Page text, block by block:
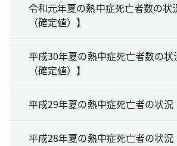
令和元年夏の熱中症死亡者数の状
（確定値）】
平成30年夏の熱中症死亡者数の
（確定値）】
平成29年夏の熱中症死亡者の状況
平成28年夏の熱中症死亡者の状況